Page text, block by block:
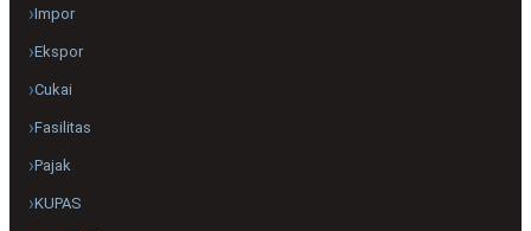
Impor
Ekspor
Cukai
Fasilitas
Pajak
KUPAS